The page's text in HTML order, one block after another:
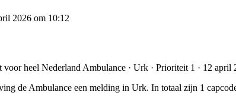
2026 om 10:12
voor heel Nederland Ambulance · Urk · Prioriteit 1 · 12 april
de Ambulance een melding in Urk. In totaal zijn 1